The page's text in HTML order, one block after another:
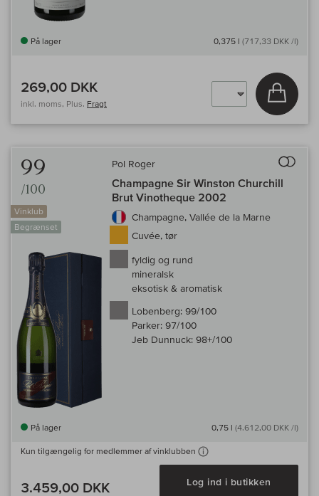
På lager 0,375 l (717,33 DKK /l)
269,00 DKK
inkl. moms, Plus. Fragt
Læg i
99
/100
Vinklub
Begrænset
Pol Roger
Champagne Sir Winston Churchill
Brut Vinotheque 2002
Champagne, Vallée de la Marne
Cuvée, tør
fyldig og rund
mineralsk
eksotisk & aromatisk
Lobenberg: 99/100
Parker: 97/100
Jeb Dunnuck: 98+/100
På lager 0,75 l (4.612,00 DKK /l)
Kun tilgængelig for medlemmer af vinklubben
3.459,00 DKK Log ind i butikken